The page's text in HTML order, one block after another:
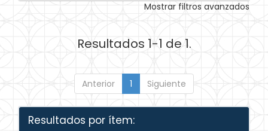
Mostrar filtros avanzados
Resultados 1-1 de 1.
Anterior 1 Siguiente
Resultados por ítem: